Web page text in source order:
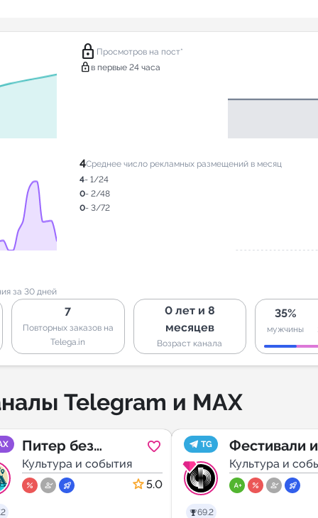
lock Просмотров на пост*
lock в первые 24 часа
4Среднее число рекламных размещений в месяц
4- 1/24
0- 2/48
0- 3/72
за 30 дней
7
Повторных заказов на
Telega.in
0 лет и 8
месяцев
Возраст канала
35%
мужчины
Telegram и MAX
Питер без
кошелька -
афиша
Культура и события
5.0
TG
69.2
Фестивали и
концерты в
Москве
Культура и